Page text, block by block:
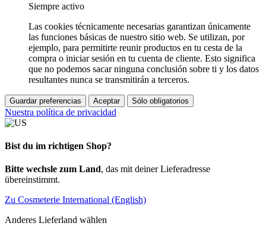
Siempre activo
Las cookies técnicamente necesarias garantizan únicamente
las funciones básicas de nuestro sitio web. Se utilizan, por
ejemplo, para permitirte reunir productos en tu cesta de la
compra o iniciar sesión en tu cuenta de cliente. Esto significa
que no podemos sacar ninguna conclusión sobre ti y los datos
resultantes nunca se transmitirán a terceros.
Guardar preferencias Aceptar Sólo obligatorios
Nuestra política de privacidad
Bist du im richtigen Shop?
Bitte wechsle zum Land, das mit deiner Lieferadresse
übereinstimmt.
Zu Cosmeterie International (English)
Anderes Lieferland wählen